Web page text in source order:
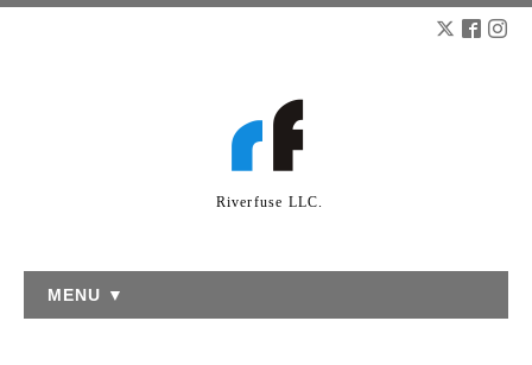
Riverfuse LLC.
MENU ▼